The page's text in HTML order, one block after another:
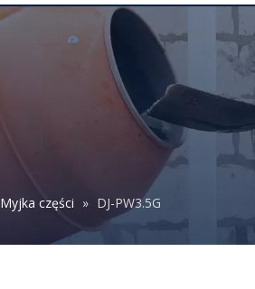
Myjka części » DJ-PW3.5G